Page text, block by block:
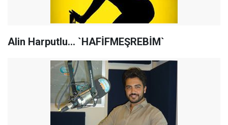
Alin Harputlu... `HAFİFMEŞREBİM`